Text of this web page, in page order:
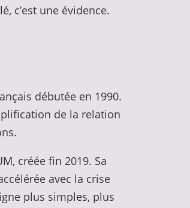
c’est une évidence.
débutée en 1990.
de la relation
créée fin 2019. Sa
avec la crise
plus simples, plus